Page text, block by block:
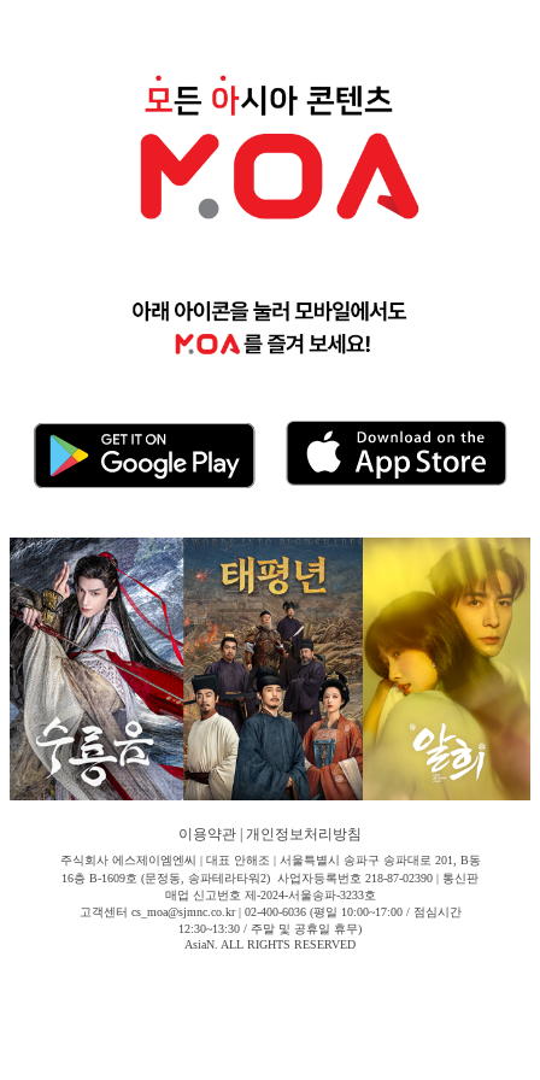
이용약관 개인정보처리방침
주식회사 에스제이엠엔씨 | 대표 안해조 | 서울특별시 송파구 송파대로 201, B동
16층 B-1609호 (문정동, 송파테라타워2) 사업자등록번호 218-87-02390 | 통신판
매업 신고번호 제-2024-서울송파-3233호
고객센터 cs_moa@sjmnc.co.kr | 02-400-6036 (평일 10:00~17:00 / 점심시간
12:30~13:30 / 주말 및 공휴일 휴무)
AsiaN. ALL RIGHTS RESERVED